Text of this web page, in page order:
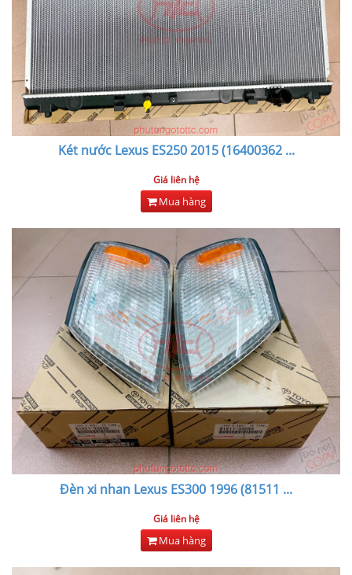
Két nước Lexus ES250 2015 (16400362...
Giá liên hệ
Mua hàng
Đèn xi nhan Lexus ES300 1996 (81511 ...
Giá liên hệ
Mua hàng